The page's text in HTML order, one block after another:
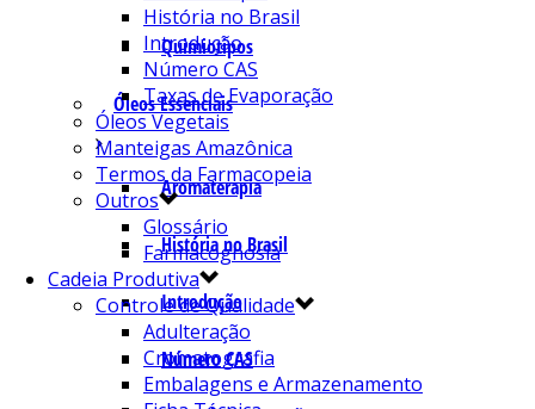
Quimiotipos
Óleos Essenciais
Aromaterapia
História no Brasil
Introdução
Número CAS
História no Brasil
Introdução
Número CAS
Taxas de Evaporação
Óleos Vegetais
Manteigas Amazônica
Termos da Farmacopeia
Outros
Glossário
Farmacognosia
Cadeia Produtiva
Controle de Qualidade
Adulteração
Cromatografia
Embalagens e Armazenamento